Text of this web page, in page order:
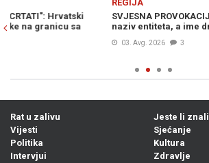
SVJESNA PROVOKACIJA PREDSJEDNIKA
naziv entiteta, a ime države prešutio (VIDEO)
Rat u zalivu
Vijesti
Politika
Intervjui
Jeste li znali
Sjećanje
Kultura
Zdravlje